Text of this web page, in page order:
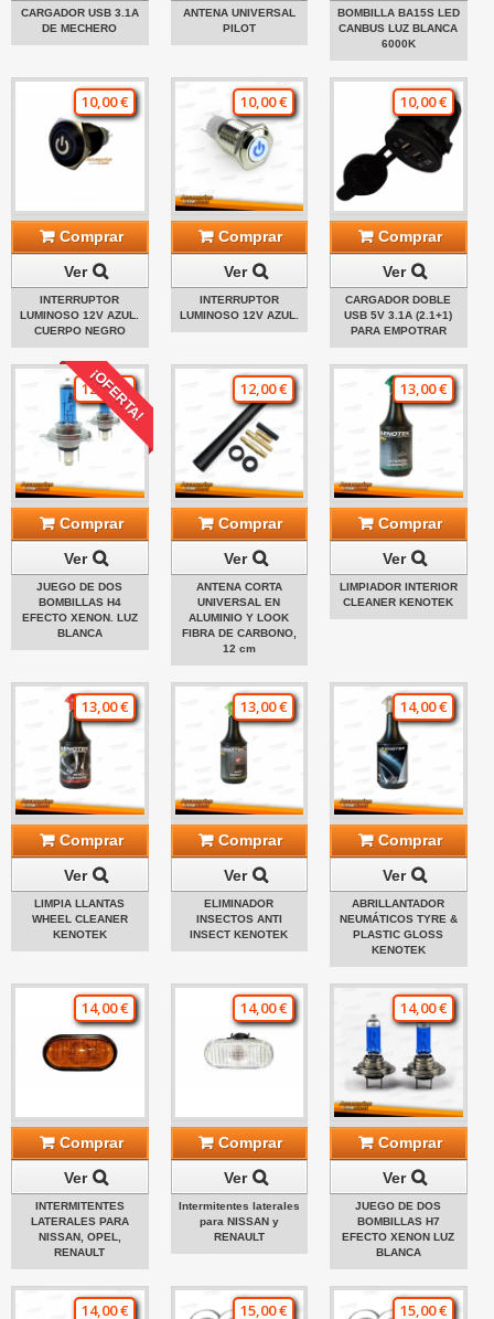
CARGADOR USB 3.1A
DE MECHERO
ANTENA UNIVERSAL
PILOT
BOMBILLA BA15S LED
CANBUS LUZ BLANCA
6000K
10,00 €
Comprar
Ver
INTERRUPTOR
LUMINOSO 12V AZUL.
CUERPO NEGRO
10,00 €
Comprar
Ver
INTERRUPTOR
LUMINOSO 12V AZUL.
10,00 €
Comprar
Ver
CARGADOR DOBLE
USB 5V 3.1A (2.1+1)
PARA EMPOTRAR
¡OFERTA!
12,00 €
Comprar
Ver
JUEGO DE DOS
BOMBILLAS H4
EFECTO XENON. LUZ
BLANCA
12,00 €
Comprar
Ver
ANTENA CORTA
UNIVERSAL EN
ALUMINIO Y LOOK
FIBRA DE CARBONO,
12 cm
13,00 €
Comprar
Ver
LIMPIADOR INTERIOR
CLEANER KENOTEK
13,00 €
Comprar
Ver
LIMPIA LLANTAS
WHEEL CLEANER
KENOTEK
13,00 €
Comprar
Ver
ELIMINADOR
INSECTOS ANTI
INSECT KENOTEK
14,00 €
Comprar
Ver
ABRILLANTADOR
NEUMÁTICOS TYRE &
PLASTIC GLOSS
KENOTEK
14,00 €
Comprar
Ver
INTERMITENTES
LATERALES PARA
NISSAN, OPEL,
RENAULT
14,00 €
Comprar
Ver
Intermitentes laterales
para NISSAN y
RENAULT
14,00 €
Comprar
Ver
JUEGO DE DOS
BOMBILLAS H7
EFECTO XENON LUZ
BLANCA
14,00 € 15,00 € 15,00 €